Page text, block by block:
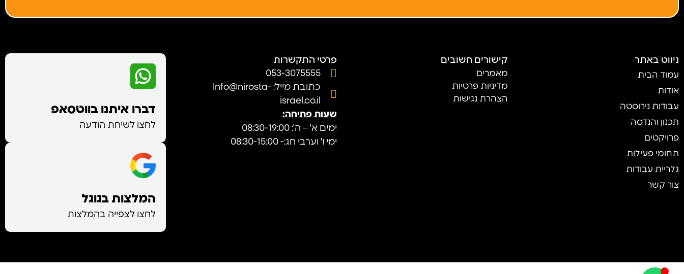
ניווט באתר
עמוד הבית
אודות
עבודות נירוסטה
תכנון והנדסה
פרויקטים
תחומי פעילות
גלריית עבודות
צור קשר
קישורים חשובים
מאמרים
מדיניות פרטיות
הצהרת נגישות
פרטי התקשרות
053-3075555
כתובת מייל: Info@nirosta-
israel.co.il
שעות פתיחה:
ימים א' – ה': 08:30-19:00
ימי ו' וערבי חג:- 08:30-15:00
דברו איתנו בווטסאפ
לחצו לשיחת הודעה
המלצות בגוגל
לחצו לצפייה בהמלצות